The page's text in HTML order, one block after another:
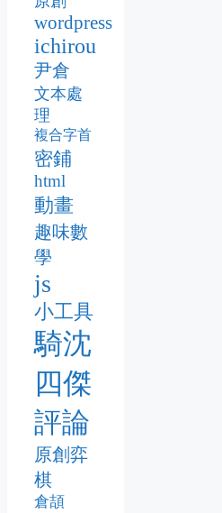
wordpress
ichirou
尹倉
文本處
理
複合字首
密鋪
html
動畫
趣味數
學
js
小工具
騎沈
四傑
評論
原創弈
棋
倉頡